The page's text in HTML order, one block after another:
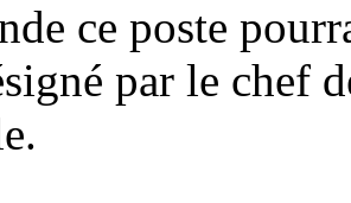
ce poste
par le chef